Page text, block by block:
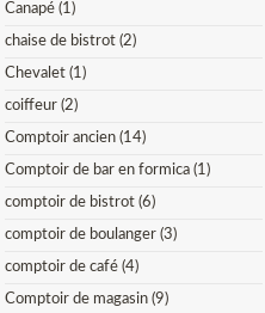
Canapé (1)
chaise de bistrot (2)
Chevalet (1)
coiffeur (2)
Comptoir ancien (14)
Comptoir de bar en formica (1)
comptoir de bistrot (6)
comptoir de boulanger (3)
comptoir de café (4)
Comptoir de magasin (9)